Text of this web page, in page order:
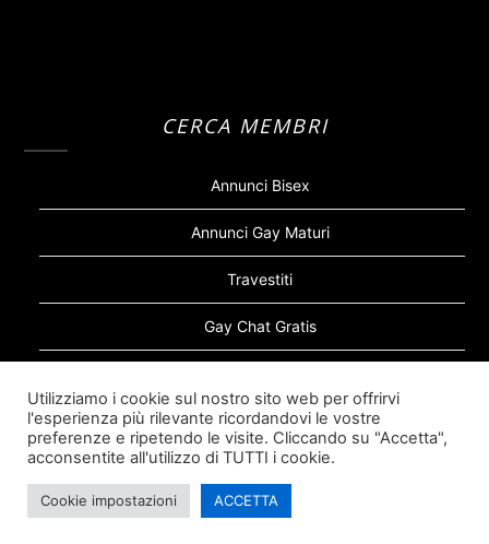
CERCA MEMBRI
Annunci Bisex
Annunci Gay Maturi
Travestiti
Gay Chat Gratis
Sugar Daddy Gay
©2026 Siti Incontri Gay
Utilizziamo i cookie sul nostro sito web per offrirvi
l'esperienza più rilevante ricordandovi le vostre
preferenze e ripetendo le visite. Cliccando su "Accetta",
acconsentite all'utilizzo di TUTTI i cookie.
Cookie impostazioni ACCETTA